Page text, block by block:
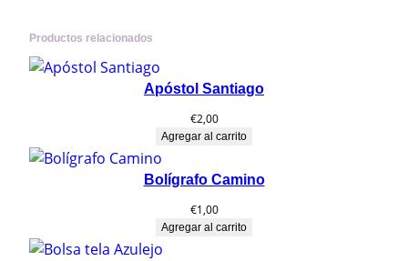
Productos relacionados
Apóstol Santiago
€2,00
Agregar al carrito
Bolígrafo Camino
€1,00
Agregar al carrito